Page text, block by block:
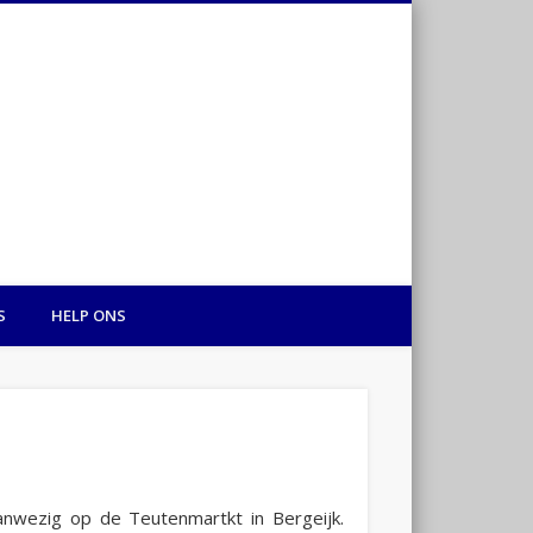
HELP ONS
op de Teutenmartkt in Bergeijk.